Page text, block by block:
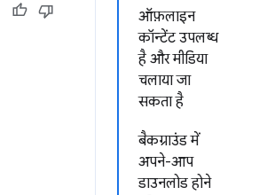
ऑफ़लाइन
कॉन्टेंट उपलब्ध
है और मीडिया
चलाया जा
सकता है
बैकग्राउंड में
अपने-आप
डाउनलोड होने